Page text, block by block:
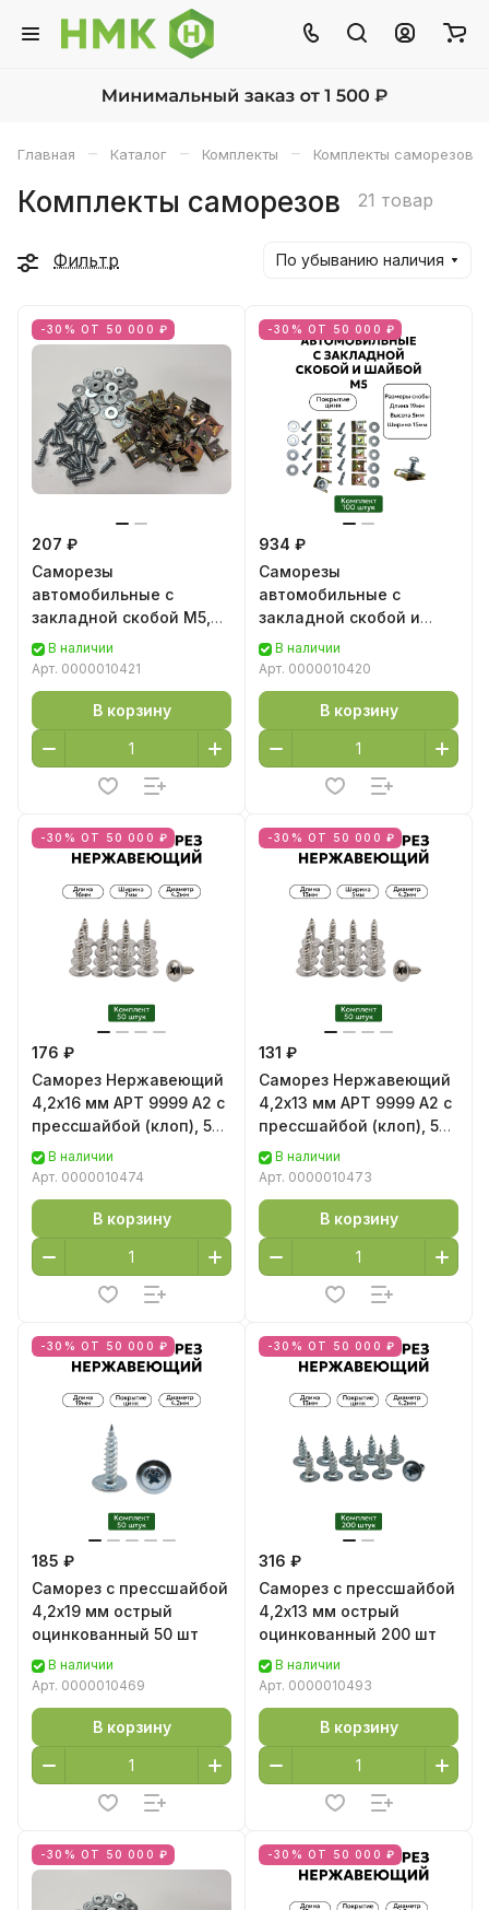
Главная – Каталог – Комплекты – Комплекты саморезов
Комплекты саморезов 21 товар
Фильтр По убыванию наличия
-30% ОТ 50 000 ₽
207 ₽
Саморезы
автомобильные с
закладной скобой М5,
20 штВ наличии
Арт. 0000010421
В корзину
-30% ОТ 50 000 ₽
934 ₽
Саморезы
автомобильные с
закладной скобой и
шайбой М5, 100 шт
В наличии
Арт. 0000010420
В корзину
-30% ОТ 50 000 ₽
176 ₽
Саморез Нержавеющий
4,2х16 мм AРT 9999 А2 с
прессшайбой (клоп), 50
шт.В наличии
Арт. 0000010474
В корзину
-30% ОТ 50 000 ₽
131 ₽
Саморез Нержавеющий
4,2х13 мм AРT 9999 А2 с
прессшайбой (клоп), 50
шт.В наличии
Арт. 0000010473
В корзину
-30% ОТ 50 000 ₽
185 ₽
Саморез с прессшайбой
4,2х19 мм острый
оцинкованный 50 шт
В наличии
Арт. 0000010469
В корзину
-30% ОТ 50 000 ₽
316 ₽
Саморез с прессшайбой
4,2х13 мм острый
оцинкованный 200 шт
В наличии
Арт. 0000010493
В корзину
-30% ОТ 50 000 ₽ -30% ОТ 50 000 ₽